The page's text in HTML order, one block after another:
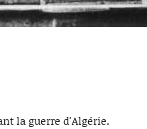
la guerre d'Algérie.